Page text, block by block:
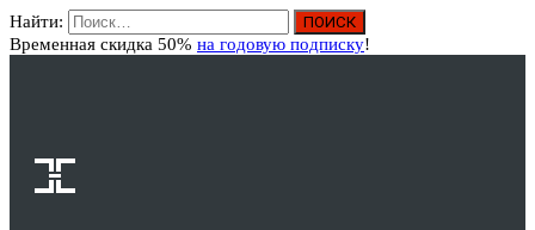
Найти:
Временная скидка 50% на годовую подписку!